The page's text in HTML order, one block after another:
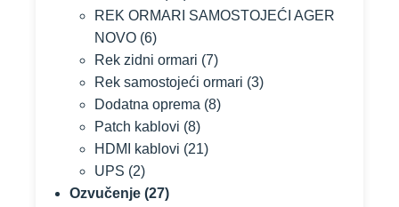
REK ORMARI SAMOSTOJEĆI AGER
NOVO (6)
Rek zidni ormari (7)
Rek samostojeći ormari (3)
Dodatna oprema (8)
Patch kablovi (8)
HDMI kablovi (21)
UPS (2)
Ozvučenje (27)